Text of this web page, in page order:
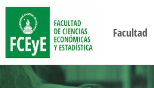
Facultad